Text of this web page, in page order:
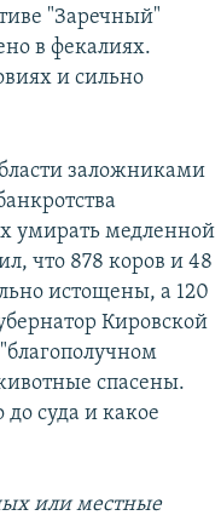
"Заречный"
в фекалиях.
и сильно
заложниками
умирать медленной
что 878 коров и 48
истощены, а 120
Кировской
спасены.
суда и какое
или местные